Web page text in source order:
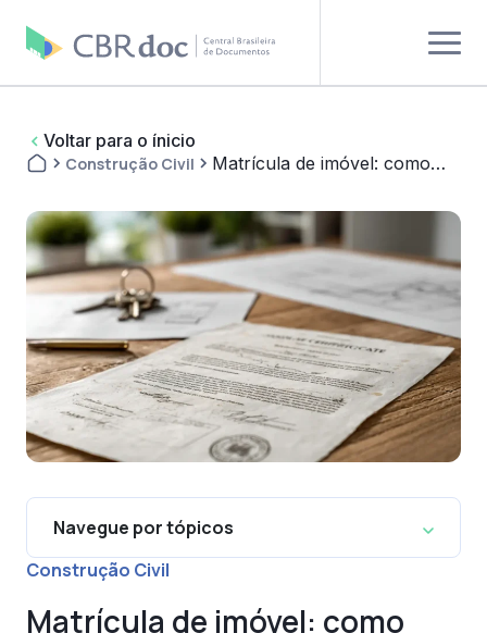
Construção Civil
Matrícula de imóvel: como
usando inteligência...
Voltar para o ínicio
Navegue por tópicos
Construção Civil
Matrícula de imóvel: como